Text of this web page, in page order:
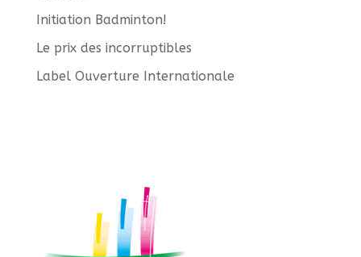
Initiation Badminton!
Le prix des incorruptibles
Label Ouverture Internationale